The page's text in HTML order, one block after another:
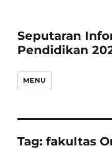
Seputaran
Pendidikan
MENU
Tag:fakultas